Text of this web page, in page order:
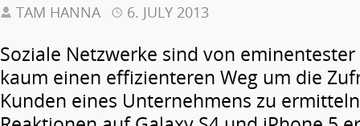
TAM HANNA 6. JULY 2013
Soziale Netzwerke sind von
kaum einen effizienteren Weg um die
Kunden eines Unternehmens zu